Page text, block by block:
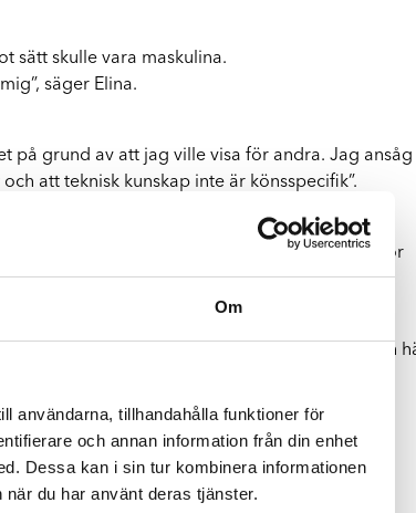
Om
användarna, tillhandahålla funktioner för
och annan information från din enhet
Dessa kan i sin tur kombinera informationen
du har använt deras tjänster.
sätt skulle vara maskulina.
säger Elina.
på grund av att jag ville visa för andra. Jag ansåg
att teknisk kunskap inte är könsspecifik”.
känner jag att det bara är till fördel för
påminna oss om att kvinnor är lika starka och